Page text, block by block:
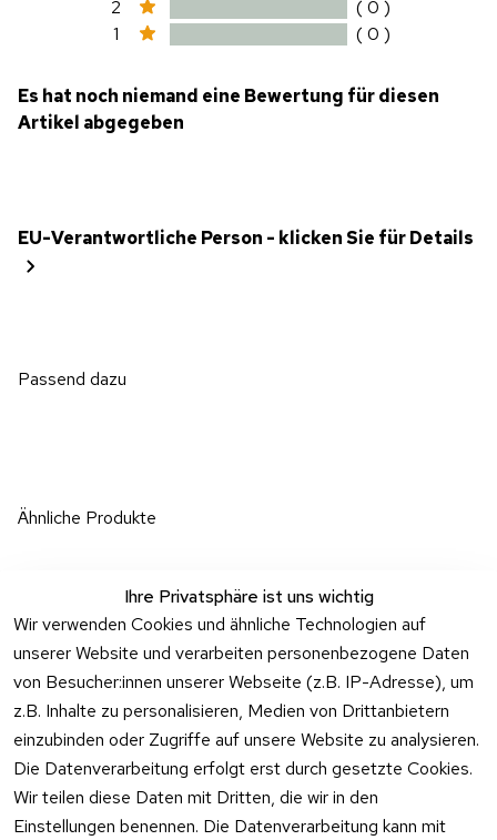
2
( 0 )
1
( 0 )
Es hat noch niemand eine Bewertung für diesen
Artikel abgegeben
EU-Verantwortliche Person - klicken Sie für Details
Passend dazu
Ähnliche Produkte
Ihre Privatsphäre ist uns wichtig
Wir verwenden Cookies und ähnliche Technologien auf
unserer Website und verarbeiten personenbezogene Daten
von Besucher:innen unserer Webseite (z.B. IP-Adresse), um
z.B. Inhalte zu personalisieren, Medien von Drittanbietern
einzubinden oder Zugriffe auf unsere Website zu analysieren.
Die Datenverarbeitung erfolgt erst durch gesetzte Cookies.
Wir teilen diese Daten mit Dritten, die wir in den
Einstellungen benennen. Die Datenverarbeitung kann mit
Rechtliches
AGB
Datenschutzer
klärung
Über uns
Kontakt
Registrieren
Kataloge zum
Download
Wir
versenden
Zahle
bequem per